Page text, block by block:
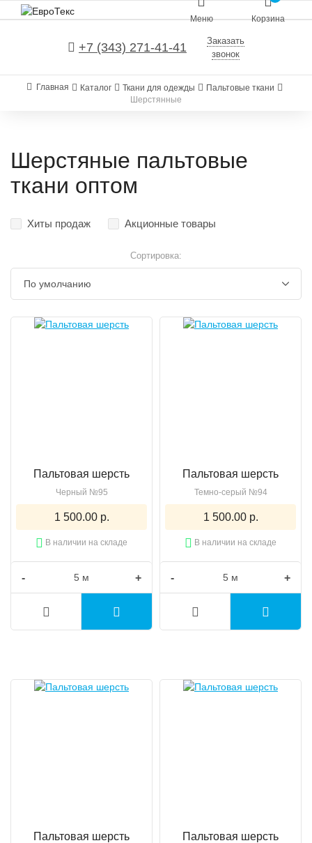
Меню Корзина
+7 (343) 271-41-41
Заказать
звонок
Главная Каталог Ткани для одежды
Пальтовые ткани
Шерстянные
Шерстяные пальтовые
ткани оптом
Хиты продаж Акционные товары
Сортировка:
Пальтовая шерсть
Черный №95
1 500.00 р.
В наличии на складе
- +
Пальтовая шерсть
Темно-серый №94
1 500.00 р.
В наличии на складе
- +
Пальтовая шерсть Пальтовая шерсть